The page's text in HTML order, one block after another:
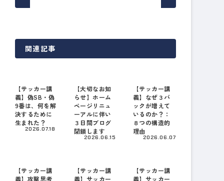
関連記事
【サッカー講
義】偽SB・偽
9番は、何を解
決するために
生まれた？
2026.07.18
【大切なお知
らせ】ホーム
ページリニュ
ーアルに伴い
３日間ブログ
閉鎖します
2026.06.15
【サッカー講
義】なぜ３バ
ックが増えて
いるのか？：
８つの構造的
理由
2026.06.07
【サッカー講
義】攻撃思考
【サッカー講
義】サッカー
【サッカー講
義】サッカー